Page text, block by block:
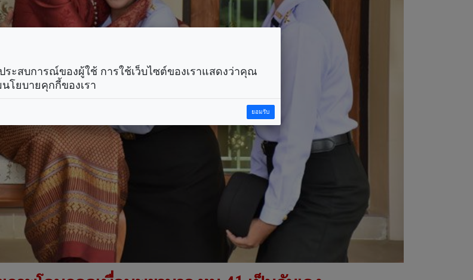
ระสบการณ์ของผู้ใช้ การใช้เว็บไซต์ของเราแสดงว่าคุณ
โยบายคุกกี้ของเรา
ยอมรับ